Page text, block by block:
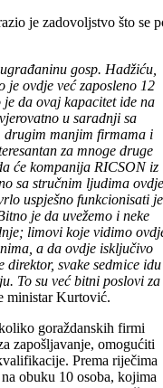
sa trenutnim
je zadovoljstvo što se
gosp. Hadžiću,
ovdje već zaposleno 12
da ovaj kapacitet ide na
u saradnji sa
drugim manjim firmama i
za mnoge druge
će kompanija RICSON iz
sa stručnim ljudima ovdje
uspješno funkcionisati
je da uvežemo i neke
limovi koje vidimo
a da ovdje isključivo
To su već bitni poslovi za
ministar Kurtović.
goraždanskih firmi